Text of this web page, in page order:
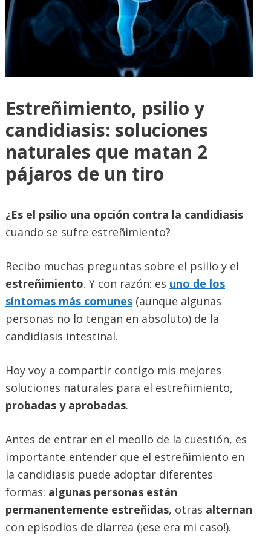
Estreñimiento, psilio y
candidiasis: soluciones
naturales que matan 2
pájaros de un tiro
¿Es el psilio una opción contra la candidiasis
cuando se sufre estreñimiento?
Recibo muchas preguntas sobre el psilio y el
estreñimiento. Y con razón: es uno de los
síntomas más comunes (aunque algunas
personas no lo tengan en absoluto) de la
candidiasis intestinal.
Hoy voy a compartir contigo mis mejores
soluciones naturales para el estreñimiento,
probadas y aprobadas.
Antes de entrar en el meollo de la cuestión, es
importante entender que el estreñimiento en
la candidiasis puede adoptar diferentes
formas: algunas personas están
permanentemente estreñidas, otras alternan
con episodios de diarrea (¡ese era mi caso!).